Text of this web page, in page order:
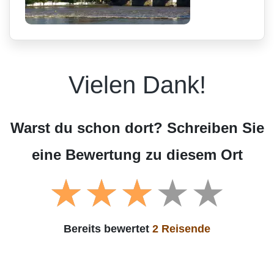
Vielen Dank!
Warst du schon dort? Schreiben Sie
eine Bewertung zu diesem Ort
Bereits bewertet 2 Reisende